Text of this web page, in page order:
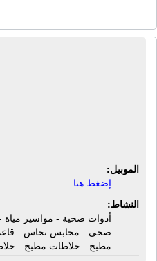
الموبيل:
إضغط هنا
النشاط:
أدوات صحية - مواسير
صحى - محابس نحاس -
مطبخ - خلاطات مطبخ -